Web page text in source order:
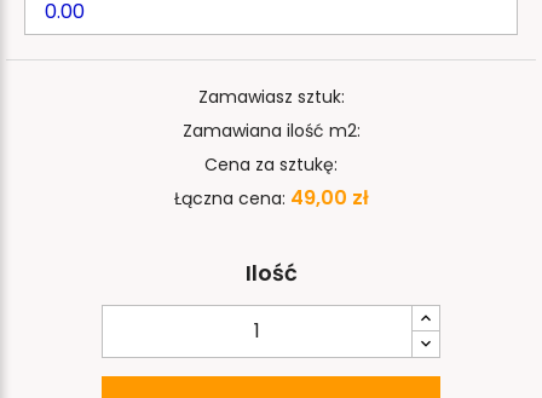
Zamawiasz sztuk:
Zamawiana ilość m2:
Cena za sztukę:
Łączna cena: 49,00 zł
Ilość